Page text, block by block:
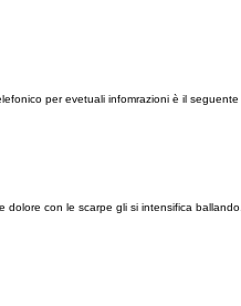
per evetuali infomrazioni è il seguente
con le scarpe gli si intensifica ballando.